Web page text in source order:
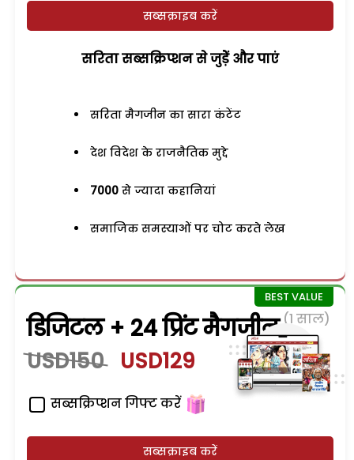
सब्सक्राइब करें
सरिता सब्सक्रिप्शन से जुड़ेें और पाएं
सरिता मैगजीन का सारा कंटेंट
देश विदेश के राजनैतिक मुद्दे
7000 से ज्यादा कहानियां
समाजिक समस्याओं पर चोट करते लेख
डिजिटल + 24 प्रिंट मैगजीन (1 साल)
USD150 USD129
सब्सक्रिप्शन गिफ्ट करें
सब्सक्राइब करें